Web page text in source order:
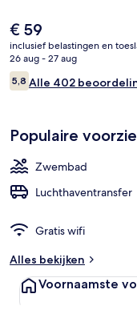
De
huidige
prijs
is
€ 59
€ 59
inclusief belastingen en
26 aug - 27 aug
Beoordelingen
5,85,8 op 10 –
Alle 402
Populaire
Zwembad
Luchthaventransfer
Gratis wifi
Alles bekijken
Voornaamste